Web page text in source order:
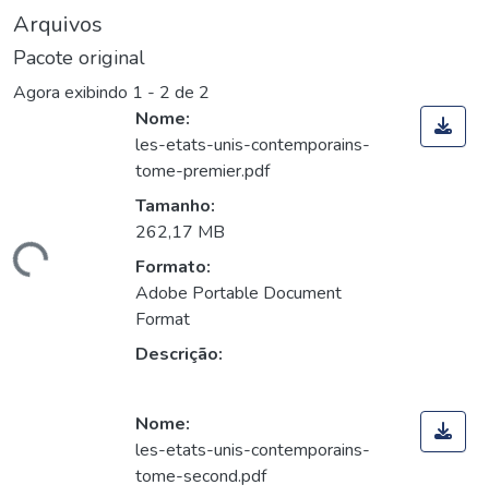
Arquivos
Pacote original
Agora exibindo 1 - 2 de 2
Nome:
les-etats-unis-contemporains-
tome-premier.pdf
Tamanho:
262,17 MB
Formato:
Adobe Portable Document
Format
Descrição:
Nome:
les-etats-unis-contemporains-
tome-second.pdf